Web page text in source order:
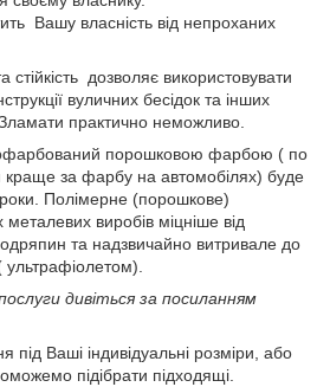
Вашу власність від непроханих
дозволяє використовувати
вуличних бесідок та інших
практично неможливо.
порошковою фарбою ( по
за фарбу на автомобілях) буде
Полімерне (порошкове)
виробів міцніше від
та надзвичайно витривале до
дивіться за посиланням
під Ваші індивідуальні розміри, або
підібрати підходящі.